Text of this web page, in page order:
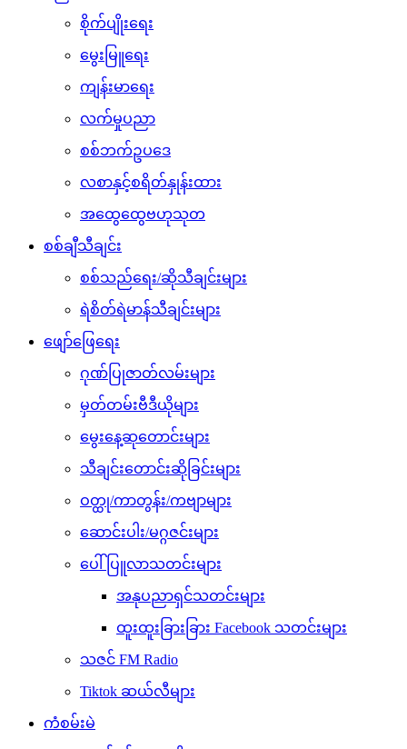
စိုက်ပျိုးရေး
မွေးမြူရေး
ကျန်းမာရေး
လက်မှုပညာ
စစ်ဘက်ဥပဒေ
လစာနှင့်စရိတ်နှုန်းထား
အထွေထွေဗဟုသုတ
စစ်ချီသီချင်း
စစ်သည်ရေး/ဆိုသီချင်းများ
ရဲစိတ်ရဲမာန်သီချင်းများ
ဖျော်ဖြေရေး
ဂုဏ်ပြုဇာတ်လမ်းများ
မှတ်တမ်းဗီဒီယိုများ
မွေးနေ့ဆုတောင်းများ
သီချင်းတောင်းဆိုခြင်းများ
ဝတ္ထု/ကာတွန်း/ကဗျာများ
ဆောင်းပါး/မဂ္ဂဇင်းများ
ပေါ်ပြူလာသတင်းများ
အနုပညာရှင်သတင်းများ
ထူးထူးခြားခြား Facebook သတင်းများ
သဇင် FM Radio
Tiktok ဆယ်လီများ
ကံစမ်းမဲ